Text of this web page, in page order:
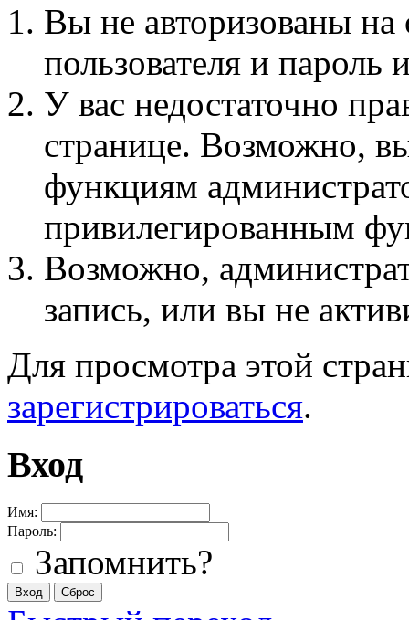
Вы не авторизованы на
пользователя и пароль
У вас недостаточно
странице. Возможно,
функциям
привилегированным
Возможно,
запись, или вы не
Для просмотра этой
зарегистрироваться.
Вход
Имя:
Пароль:
Запомнить?